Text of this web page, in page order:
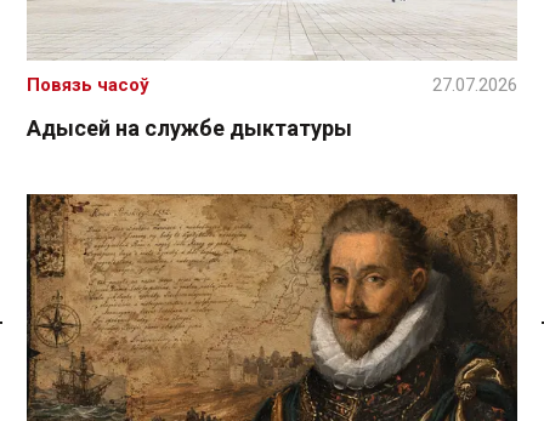
Спасылка без VPN
Адысей на службе дыктатуры
Повязь часоў 27.07.2026